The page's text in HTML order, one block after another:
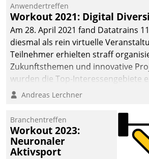
Cloud-Strategien und -
Lösungen mit hohem
Zukunftspotenzial.
Anwendertreffen
Workout 2021: Digital
Am 28. April 2021 fand Datatrains
diesmal als rein virtuelle
Teilnehmer erhielten straff
Zukunftsthemen und innovative
wurden die Top-Interessengebiete
Andreas Lerchner
Branchentreffen
Workout 2023:
Neuronaler
Aktivsport